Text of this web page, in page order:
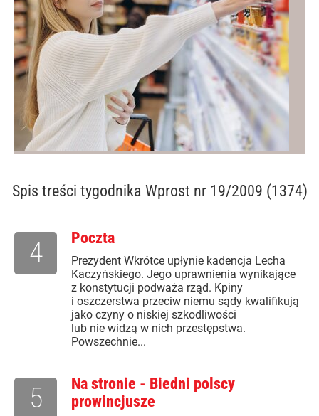
Spis treści tygodnika Wprost nr 19/2009 (1374)
Poczta
Prezydent Wkrótce upłynie kadencja Lecha
Kaczyńskiego. Jego uprawnienia wynikające
z konstytucji podważa rząd. Kpiny
i oszczerstwa przeciw niemu sądy kwalifikują
jako czyny o niskiej szkodliwości
lub nie widzą w nich przestępstwa.
Powszechnie...
4
Na stronie - Biedni polscy
prowincjusze
5